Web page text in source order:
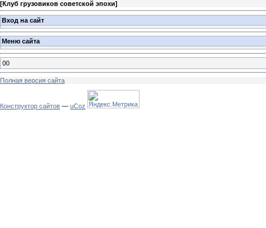
[Клуб грузовиков советской эпохи]
Вход на сайт
Меню сайта
00
Полная версия сайта
Конструктор сайтов — uCoz